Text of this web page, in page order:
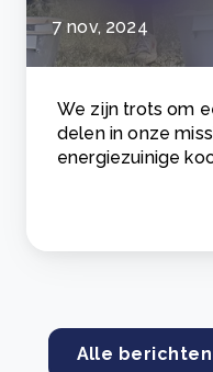
7 nov, 2024
We zijn trots om
delen in onze
energiezuinige
Alle berichten